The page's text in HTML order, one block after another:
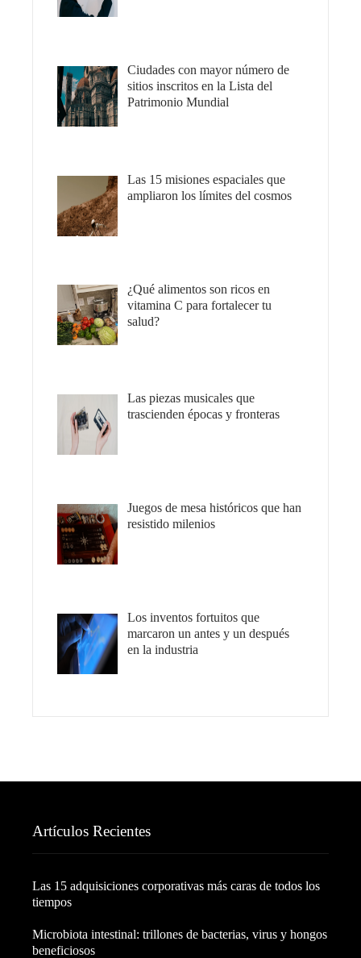
Ciudades con mayor número de
sitios inscritos en la Lista del
Patrimonio Mundial
Las 15 misiones espaciales que
ampliaron los límites del cosmos
¿Qué alimentos son ricos en
vitamina C para fortalecer tu
salud?
Las piezas musicales que
trascienden épocas y fronteras
Juegos de mesa históricos que han
resistido milenios
Los inventos fortuitos que
marcaron un antes y un después
en la industria
Artículos Recientes
Las 15 adquisiciones corporativas más caras de todos los
tiempos
Microbiota intestinal: trillones de bacterias, virus y hongos
beneficiosos